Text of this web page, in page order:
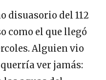
disuasorio del 112
como el que llegó
Alguien vio
ver jamás: